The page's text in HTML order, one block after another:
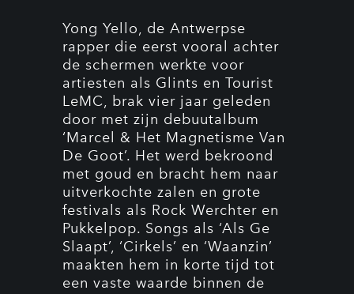
Yong Yello, de Antwerpse
rapper die eerst vooral achter
de schermen werkte voor
artiesten als Glints en Tourist
LeMC, brak vier jaar geleden
door met zijn debuutalbum
‘Marcel & Het Magnetisme Van
De Goot’. Het werd bekroond
met goud en bracht hem naar
uitverkochte zalen en grote
festivals als Rock Werchter en
Pukkelpop. Songs als ‘Als Ge
Slaapt’, ‘Cirkels’ en ‘Waanzin’
maakten hem in korte tijd tot
een vaste waarde binnen de